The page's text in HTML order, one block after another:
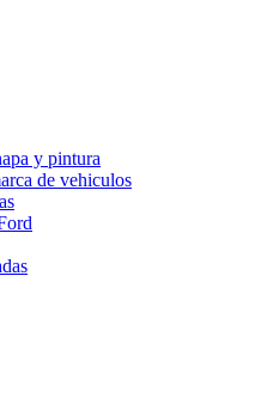
y pintura
de vehiculos